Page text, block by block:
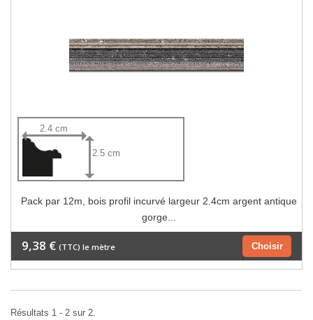
2.4 cm
2.5 cm
Pack par 12m, bois profil incurvé largeur 2.4cm argent antique
gorge...
Choisir
9,38 € (TTC) le mètre
Résultats 1 - 2 sur 2.